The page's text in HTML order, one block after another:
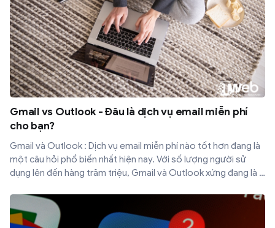
Gmail vs Outlook - Đâu là dịch vụ email miễn phí
cho bạn?
Gmail và Outlook : Dịch vụ email miễn phí nào tốt hơn đang là
một câu hỏi phổ biến nhất hiện nay. Với số lượng người sử
dụng lên đến hàng trăm triệu, Gmail và Outlook xứng đang là 2
trong hai dịch vụ trên bạn nên chọn sử dụng dịch vụ nào?